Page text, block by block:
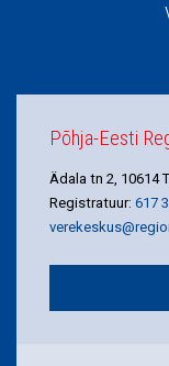
Põhja-Eesti
Ädala tn 2, 10614
Registratuur: 617